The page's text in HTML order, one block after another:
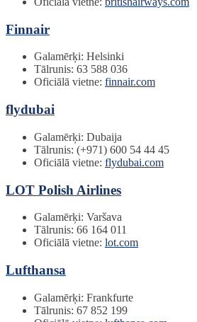
Finnair
Galamērķi: Helsinki
Tālrunis: 63 588 036
Oficiālā vietne: finnair.com
flydubai
Galamērķi: Dubaija
Tālrunis: (+971) 600 54 44 45
Oficiālā vietne: flydubai.com
LOT Polish Airlines
Galamērķi: Varšava
Tālrunis: 66 164 011
Oficiālā vietne: lot.com
Lufthansa
Galamērķi: Frankfurte
Tālrunis: 67 852 199